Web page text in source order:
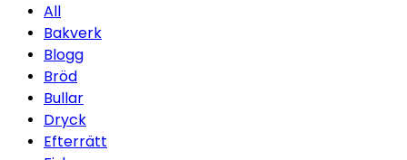
All
Bakverk
Blogg
Bröd
Bullar
Dryck
Efterrätt